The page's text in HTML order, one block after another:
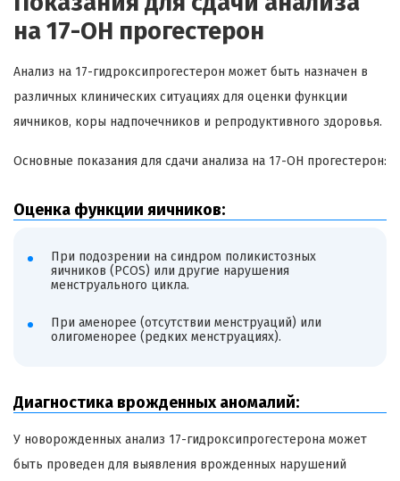
на 17-OH прогестерон
Анализ на 17-гидроксипрогестерон может быть назначен в
различных клинических ситуациях для оценки функции
яичников, коры надпочечников и репродуктивного здоровья.
Основные показания для сдачи анализа на 17-OH прогестерон:
Оценка функции яичников:
При подозрении на синдром поликистозных
яичников (PCOS) или другие нарушения
менструального цикла.
При аменорее (отсутствии менструаций) или
олигоменорее (редких менструациях).
Диагностика врожденных аномалий:
У новорожденных анализ 17-гидроксипрогестерона может
быть проведен для выявления врожденных нарушений